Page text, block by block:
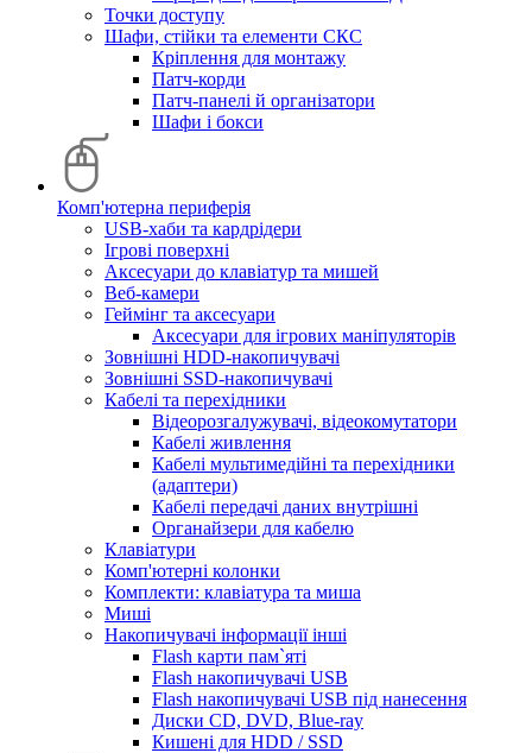
Точки доступу
Шафи, стійки та елементи СКС
Кріплення для монтажу
Патч-корди
Патч-панелі й організатори
Шафи і бокси
Комп'ютерна периферія
USB-хаби та кардрідери
Ігрові поверхні
Аксесуари до клавіатур та мишей
Веб-камери
Геймінг та аксесуари
Аксесуари для ігрових маніпуляторів
Зовнішні HDD-накопичувачі
Зовнішні SSD-накопичувачі
Кабелі та перехідники
Відеорозгалужувачі, відеокомутатори
Кабелі живлення
Кабелі мультимедійні та перехідники
(адаптери)
Кабелі передачі даних внутрішні
Органайзери для кабелю
Клавіатури
Комп'ютерні колонки
Комплекти: клавіатура та миша
Миші
Накопичувачі інформації інші
Flash карти пам`яті
Flash накопичувачі USB
Flash накопичувачі USB під нанесення
Диски CD, DVD, Blue-ray
Кишені для HDD / SSD